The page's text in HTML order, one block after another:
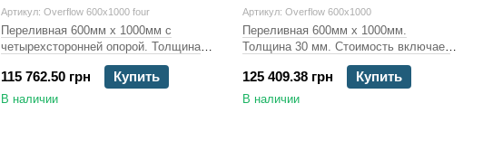
Артикул: Overflow 600x1000 four
Переливная 600мм х 1000мм с
четырехсторонней опорой. Толщина
25 мм. Стоимость включает монтаж
115 762.50 грн Купить
В наличии
Артикул: Overflow 600x1000
Переливная 600мм х 1000мм.
Толщина 30 мм. Стоимость включает
125 409.38 грн Купить
В наличии